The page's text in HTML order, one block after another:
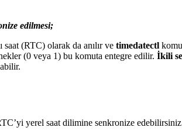
edilmesi;
saat (RTC) olarak da anılır ve timedatectl
(0 veya 1) bu komuta entegre edilir. İkili
yerel saat dilimine senkronize